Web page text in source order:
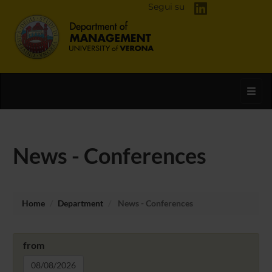
Segui su
News - Conferences
Home Department News - Conferences
from